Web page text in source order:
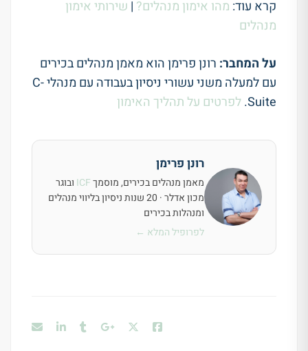
קרא עוד: מהו אימון מנהלים? | שירותי אימון
מנהלים
על המחבר: רונן פרימן הוא מאמן מנהלים בכירים
עם למעלה משני עשורי ניסיון בעבודה עם מנהלי C-
Suite. לפרטים על תהליך האימון
רונן פרימן
מאמן מנהלים בכירים, מוסמךICF ובוגר
מכון אדלר · 20 שנות ניסיון בליווי מנהלים
ומנהלות בכירים
לפרופיל המלא ←